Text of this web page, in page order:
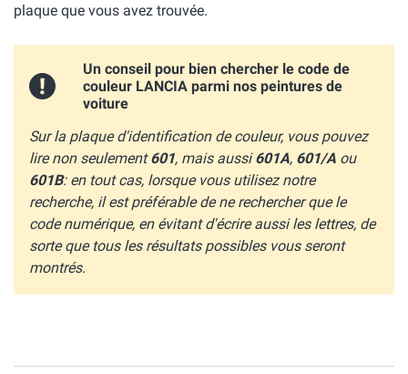
plaque que vous avez trouvée.
Un conseil pour bien chercher le code de
couleur LANCIA parmi nos peintures de
voiture
Sur la plaque d'identification de couleur, vous pouvez
lire non seulement601, mais aussi601A, 601/A ou
601B: en tout cas, lorsque vous utilisez notre
recherche, il est préférable de ne rechercher que le
code numérique, en évitant d'écrire aussi les lettres, de
sorte que tous les résultats possibles vous seront
montrés.